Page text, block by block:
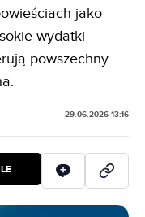
jako
wydatki
powszechny
29.06.2026 13:16